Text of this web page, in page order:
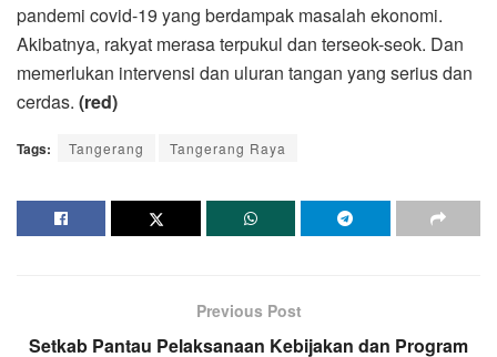
pandemi covid-19 yang berdampak masalah ekonomi.
Akibatnya, rakyat merasa terpukul dan terseok-seok. Dan
memerlukan intervensi dan uluran tangan yang serius dan
cerdas. (red)
Tags: Tangerang Tangerang Raya
Previous Post
Setkab Pantau Pelaksanaan Kebijakan dan Program